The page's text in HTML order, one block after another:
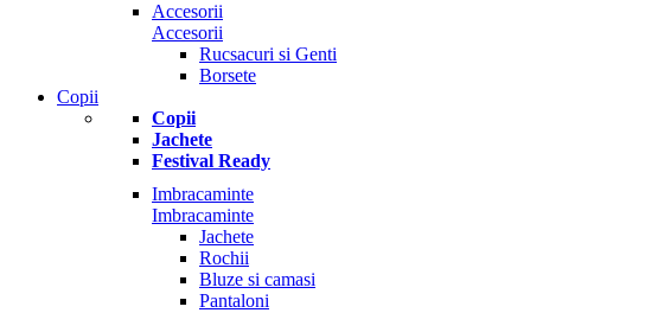
Accesorii
Accesorii
Rucsacuri si Genti
Borsete
Copii
Copii
Jachete
Festival Ready
Imbracaminte
Imbracaminte
Jachete
Rochii
Bluze si camasi
Pantaloni